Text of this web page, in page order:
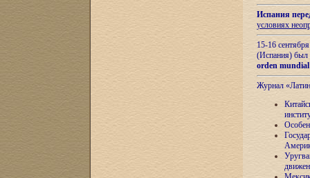
Испания
условиях
15-16
(Испания) был
orden
Журнал